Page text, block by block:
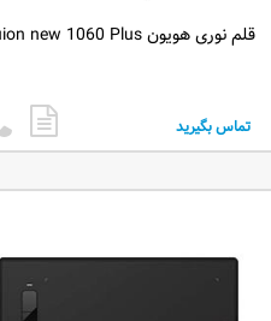
قلم نوری هویون Huion new 1060 Plus
تماس بگیرید